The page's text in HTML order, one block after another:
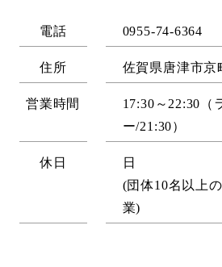
電話 0955-74-6364
住所 佐賀県唐津市京
営業時間
17:30～22:30（
ー/21:30）
休日
日
(団体10名以上
業)